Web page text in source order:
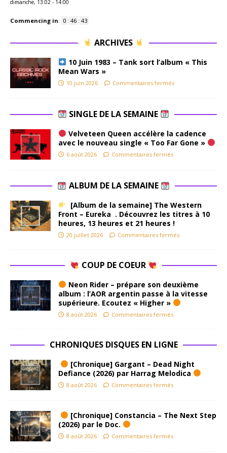
dimanche, 13:02 - 14:00
Commencing in: 0 : 46 : 43
ARCHIVES
10 Juin 1983 – Tank sort l’album « This
Mean Wars »
10 juin 2026 Commentaires fermés
SINGLE DE LA SEMAINE
Velveteen Queen accélère la cadence
avec le nouveau single « Too Far Gone »
6 août 2026 Commentaires fermés
ALBUM DE LA SEMAINE
[Album de la semaine] The Western
Front – Eureka . Découvrez les titres à 10
heures, 13 heures et 21 heures !
20 juillet 2026 Commentaires fermés
COUP DE COEUR
Neon Rider – prépare son deuxième
album : l’AOR argentin passe à la vitesse
supérieure. Ecoutez « Higher »
8 août 2026 Commentaires fermés
CHRONIQUES DISQUES EN LIGNE
[Chronique] Gargant – Dead Night
Defiance (2026) par Harrag Melodica
8 août 2026 Commentaires fermés
[Chronique] Constancia – The Next Step
(2026) par le Doc.
8 août 2026 Commentaires fermés